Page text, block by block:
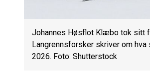
Johannes Høsflot Klæbo tok sitt
Langrennsforsker skriver om
2026. Foto: Shutterstock